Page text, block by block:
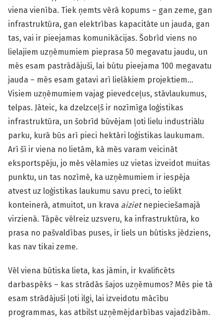
viena vienība. Tiek ņemts vērā kopums – gan zeme, gan
infrastruktūra, gan elektrības kapacitāte un jauda, gan
tas, vai ir pieejamas komunikācijas. Šobrīd viens no
lielajiem uzņēmumiem pieprasa 50 megavatu jaudu, un
mēs esam pastrādājuši, lai būtu pieejama 100 megavatu
jauda – mēs esam gatavi arī lielākiem projektiem…
Visiem uzņēmumiem vajag pievedceļus, stāvlaukumus,
telpas. Jāteic, ka dzelzceļš ir nozīmīga loģistikas
infrastruktūra, un šobrīd būvējam ļoti lielu industriālu
parku, kurā būs arī pieci hektāri loģistikas laukumam.
Arī šī ir viena no lietām, kā mēs varam veicināt
eksportspēju, jo mēs vēlamies uz vietas izveidot muitas
punktu, un tas nozīmē, ka uzņēmumiem ir iespēja
atvest uz loģistikas laukumu savu preci, to ielikt
konteinerā, atmuitot, un krava aizietnepieciešamajā
virzienā. Tāpēc vēlreiz uzsveru, ka infrastruktūra, ko
prasa no pašvaldības puses, ir liels un būtisks jēdziens,
kas nav tikai zeme.
Vēl viena būtiska lieta, kas jāmin, ir kvalificēts
darbaspēks – kas strādās šajos uzņēmumos? Mēs pie tā
esam strādājuši ļoti ilgi, lai izveidotu mācību
programmas, kas atbilst uzņēmējdarbības vajadzībām.